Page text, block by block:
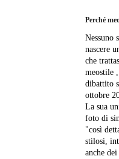
Perché
Nessuno
nascere
che
meostile
dibattito
ottobre
La sua
foto di
"così
stilosi,
anche